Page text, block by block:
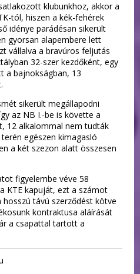
klubunkhoz, akkor a
tól, hiszen a kék-fehérek
idénye parádésan sikerült
gyorsan alapembere lett
vállalva a bravúros feljutás
32-szer kezdőként, egy
a bajnokságban, 13
sikerült megállapodni
az NB I.-be is követte a
12 alkalommal nem tudták
egészen kimagasló
a két szezon alatt összesen
figyelembe véve 58
KTE kapuját, ezt a számot
távú szerződést kötve
kontraktusa aláírását
a csapattal tartott a